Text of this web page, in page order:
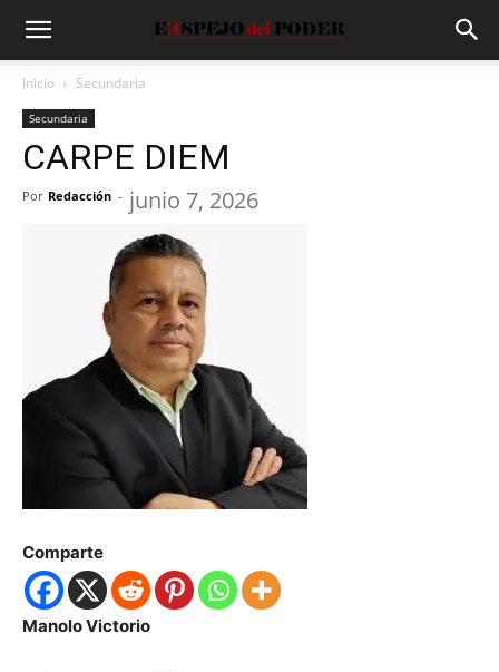
Inicio Secundaria
Secundaria
CARPE DIEM
Por Redacción - junio 7, 2026
Comparte
Manolo Victorio